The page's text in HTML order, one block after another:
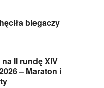
biegaczy
II rundę XIV
– Maraton i